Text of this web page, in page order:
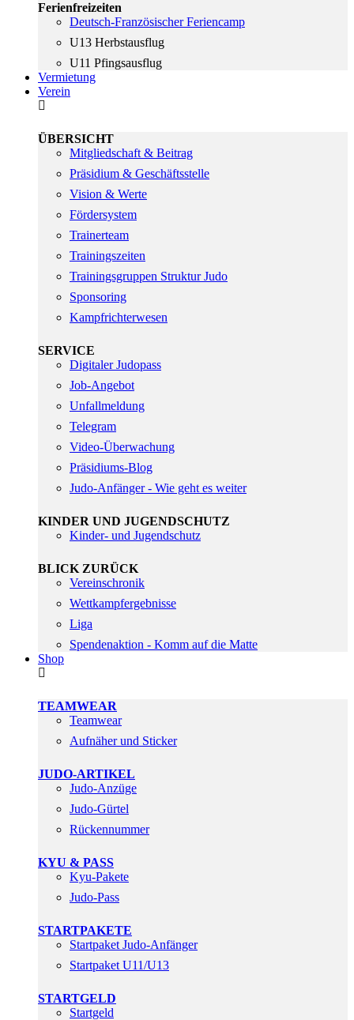
Ferienfreizeiten
Deutsch-Französischer Feriencamp
U13 Herbstausflug
U11 Pfingsausflug
Vermietung
Verein
ÜBERSICHT
Mitgliedschaft & Beitrag
Präsidium & Geschäftsstelle
Vision & Werte
Fördersystem
Trainerteam
Trainingszeiten
Trainingsgruppen Struktur Judo
Sponsoring
Kampfrichterwesen
SERVICE
Digitaler Judopass
Job-Angebot
Unfallmeldung
Telegram
Video-Überwachung
Präsidiums-Blog
Judo-Anfänger - Wie geht es weiter
KINDER UND JUGENDSCHUTZ
Kinder- und Jugendschutz
BLICK ZURÜCK
Vereinschronik
Wettkampfergebnisse
Liga
Spendenaktion - Komm auf die Matte
Shop
TEAMWEAR
Teamwear
Aufnäher und Sticker
JUDO-ARTIKEL
Judo-Anzüge
Judo-Gürtel
Rückennummer
KYU & PASS
Kyu-Pakete
Judo-Pass
STARTPAKETE
Startpaket Judo-Anfänger
Startpaket U11/U13
STARTGELD
Startgeld